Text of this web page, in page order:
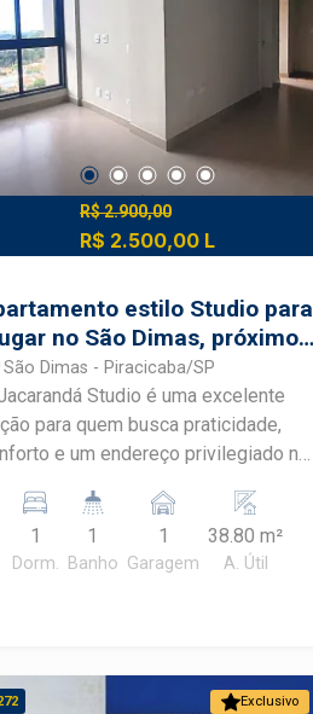
R$ 2.900,00
R$ 2.500,00 L
estilo Studio para
no São Dimas, próximo
São Dimas - Piracicaba/SP
Studio é uma excelente
para quem busca praticidade,
e um endereço privilegiado no
mais valorizadas de Piracicaba.
próximo à ESALQ/USP,
fácil acesso a comércios,
40 m²; Pé-direito
1
Dorm.
1
Banho
1
Garagem
38.80 m²
A. Útil
Exclusivo